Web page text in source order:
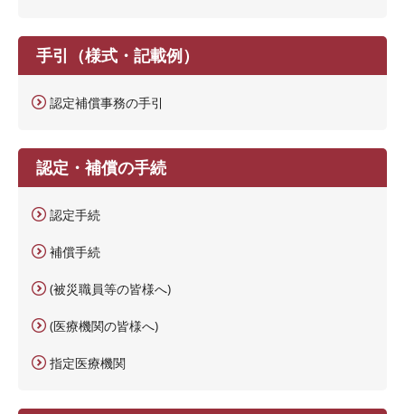
手引（様式・記載例）
認定補償事務の手引
認定・補償の手続
認定手続
補償手続
(被災職員等の皆様へ)
(医療機関の皆様へ)
指定医療機関